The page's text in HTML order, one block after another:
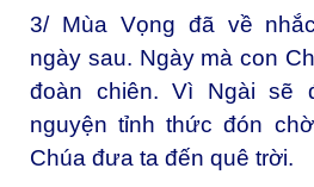
3/ Mùa Vọng đã về
ngày sau. Ngày mà con
đoàn chiên. Vì Ngài sẽ
nguyện tỉnh thức đón
Chúa đưa ta đến quê trời.